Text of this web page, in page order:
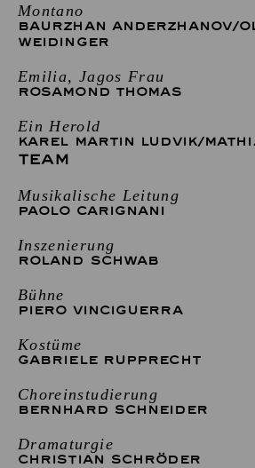
Montano
BAURZHAN ANDERZHANOV/
WEIDINGER
Emilia, Jagos Frau
ROSAMOND THOMAS
Ein Herold
KAREL MARTIN LUDVIK/
TEAM
Musikalische Leitung
PAOLO CARIGNANI
Inszenierung
ROLAND SCHWAB
Bühne
PIERO VINCIGUERRA
Kostüme
GABRIELE RUPPRECHT
Choreinstudierung
BERNHARD SCHNEIDER
Dramaturgie
CHRISTIAN SCHRÖDER